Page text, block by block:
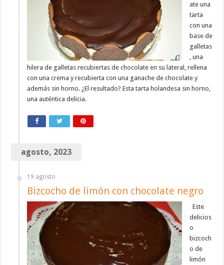
ate una
tarta
con una
base de
galletas
, una
hilera de galletas recubiertas de chocolate en su lateral, rellena
con una crema y recubierta con una ganache de chocolate y
además sin horno. ¿El resultado? Esta tarta holandesa sin horno,
una auténtica delicia.
agosto, 2023
19 agosto
Bizcocho de limón con chocolate negro
Este
delicios
o
bizcoch
o de
limón